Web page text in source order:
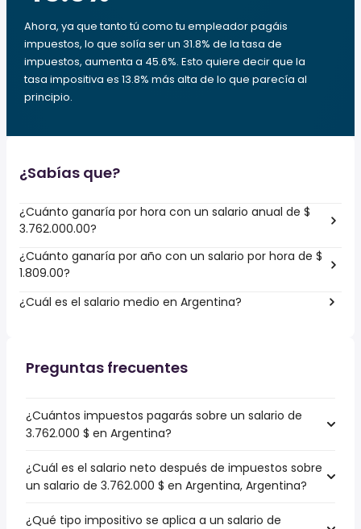
Ahora, ya que tanto tú como tu empleador pagáis
impuestos, lo que solía ser un 31.8% de la tasa de
impuestos, aumenta a 45.6%. Esto quiere decir que la
tasa impositiva es 13.8% más alta de lo que parecía al
principio.
¿Sabías que?
¿Cuánto ganaría por hora con un salario anual de $
3.762.000.00?
¿Cuánto ganaría por año con un salario por hora de $
1.809.00?
¿Cuál es el salario medio en Argentina?
Preguntas frecuentes
¿Cuántos impuestos pagarás sobre un salario de
3.762.000 $ en Argentina?
¿Cuál es el salario neto después de impuestos sobre
un salario de 3.762.000 $ en Argentina, Argentina?
¿Qué tipo impositivo se aplica a un salario de